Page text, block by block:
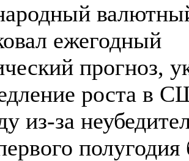
ежегодный
прогноз,
роста в
из-за
полугодия